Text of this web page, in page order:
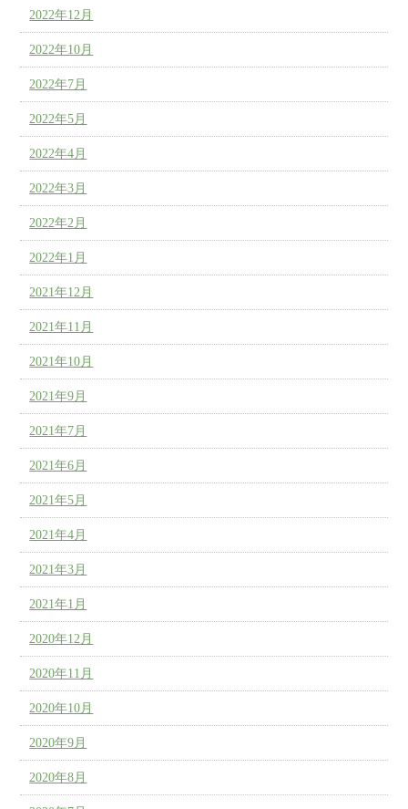
2022年12月
2022年10月
2022年7月
2022年5月
2022年4月
2022年3月
2022年2月
2022年1月
2021年12月
2021年11月
2021年10月
2021年9月
2021年7月
2021年6月
2021年5月
2021年4月
2021年3月
2021年1月
2020年12月
2020年11月
2020年10月
2020年9月
2020年8月